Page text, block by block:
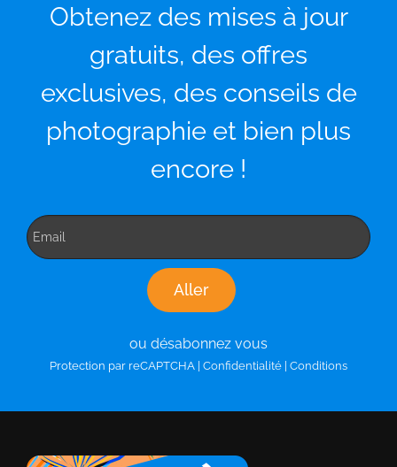
Obtenez des mises à jour
gratuits, des offres
exclusives, des conseils de
photographie et bien plus
encore !
ou désabonnez vous
Protection par reCAPTCHA | Confidentialité | Conditions